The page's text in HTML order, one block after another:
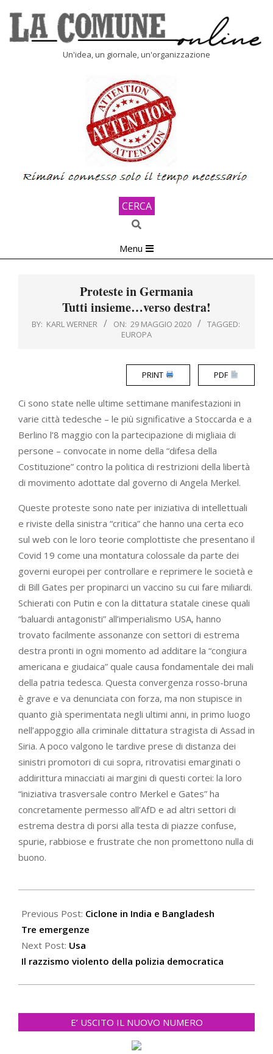
content
Un'idea, un giornale, un'organizzazione
CERCA
Search
Navigation
Menu
Proteste in Germania
Tutti insieme…verso destra!
BY: KARL WERNER ON: 29 MAGGIO 2020
TAGGED:
EUROPA
PRINT PDF
Ci sono state nelle ultime settimane manifestazioni in
varie città tedesche – le più significative a Stoccarda e a
Berlino l’8 maggio con la partecipazione di migliaia di
persone – convocate in nome della “difesa della
Costituzione” contro la politica di restrizioni della libertà
di movimento adottate dal governo di Angela Merkel.
Queste proteste sono nate per iniziativa di intellettuali
e riviste della sinistra “critica” che hanno una certa eco
sul web con le loro teorie complottiste che presentano il
Covid 19 come una montatura colossale da parte dei
governi europei per controllare e reprimere le società e
di Bill Gates per propinarci un vaccino su cui fare miliardi.
Schierati con Putin e con la dittatura statale cinese quali
“baluardi antagonisti” all’imperialismo USA, hanno
trovato facilmente assonanze con settori di estrema
destra pronti in ogni momento ad additare la “congiura
americana e giudaica” quale causa fondamentale dei mali
della patria tedesca. Questa convergenza rosso-bruna
è grave e va denunciata con forza, ma non stupisce in
quanto già sperimentata negli ultimi anni, in primo luogo
nell’appoggio alla criminale dittatura stragista di Assad in
Siria. A poco valgono le tardive prese di distanza dei
sinistri promotori di cui sopra, ritrovatisi emarginati o
addirittura minacciati ai margini di questi cortei: la loro
“iniziativa trasversale contro Merkel e Gates” ha
concretamente permesso all’AfD e ad altri settori di
estrema destra di porsi alla testa di piazze confuse,
spurie, rabbiose e frustrate che non promettono nulla di
buono.
05-
29
Previous Post: Ciclone in India e Bangladesh
Tre emergenze
Next Post: Usa
Il razzismo violento della polizia democratica
E’ USCITO IL NUOVO NUMERO